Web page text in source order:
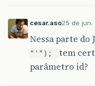
cesar.aso25 de jun.
Nessa parte do
"'");
tem
parâmetro id?